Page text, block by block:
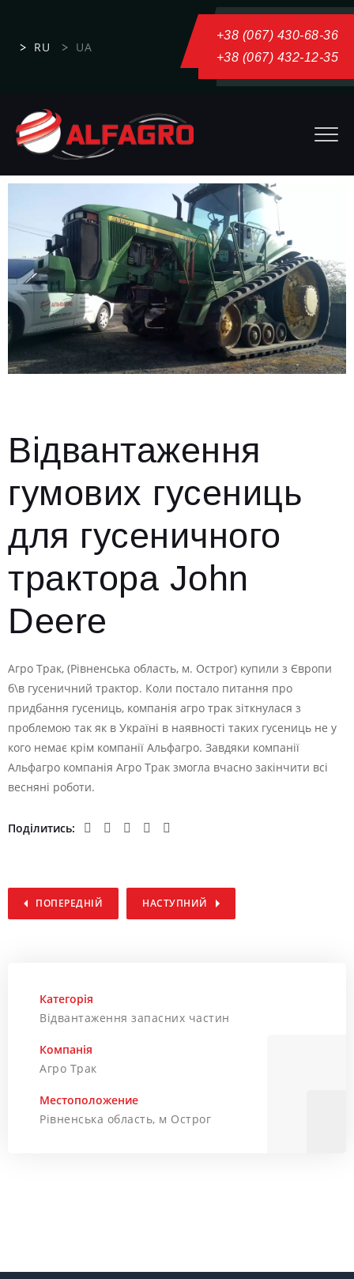
RU UA
+38 (067) 430-68-36
+38 (067) 432-12-35
Відвантаження
гумових гусениць
для гусеничного
трактора John
Deere
Агро Трак, (Рівненська область, м. Острог) купили з Європи
б\в гусеничний трактор. Коли постало питання про
придбання гусениць, компанія агро трак зіткнулася з
проблемою так як в Україні в наявності таких гусениць не у
кого немає крім компанії Альфагро. Завдяки компанії
Альфагро компанія Агро Трак змогла вчасно закінчити всі
весняні роботи.
Поділитись:
ПОПЕРЕДНІЙ НАСТУПНИЙ
Категорія
Відвантаження запасних частин
Компанія
Агро Трак
Местоположение
Рівненська область, м Острог